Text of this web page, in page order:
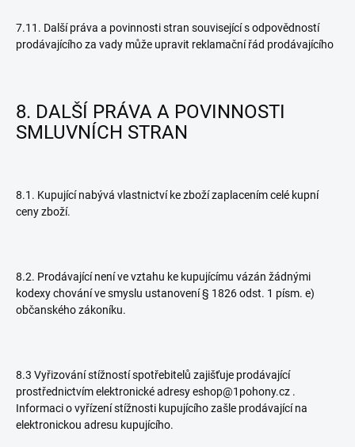
7.11. Další práva a povinnosti stran související s odpovědností
prodávajícího za vady může upravit reklamační řád prodávajícího
8. DALŠÍ PRÁVA A POVINNOSTI
SMLUVNÍCH STRAN
8.1. Kupující nabývá vlastnictví ke zboží zaplacením celé kupní
ceny zboží.
8.2. Prodávající není ve vztahu ke kupujícímu vázán žádnými
kodexy chování ve smyslu ustanovení § 1826 odst. 1 písm. e)
občanského zákoníku.
8.3 Vyřizování stížností spotřebitelů zajišťuje prodávající
prostřednictvím elektronické adresy eshop@1pohony.cz .
Informaci o vyřízení stížnosti kupujícího zašle prodávající na
elektronickou adresu kupujícího.